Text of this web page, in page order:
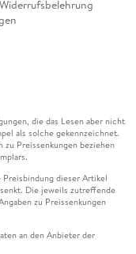
Widerrufsbelehrung
die das Lesen aber nicht
als solche gekennzeichnet.
Preissenkungen beziehen
dieser Artikel
Die jeweils zutreffende
zu Preissenkungen
an den Anbieter der